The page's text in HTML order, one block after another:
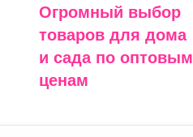
Огромный выбор
товаров для дома
и сада по оптовым
ценам